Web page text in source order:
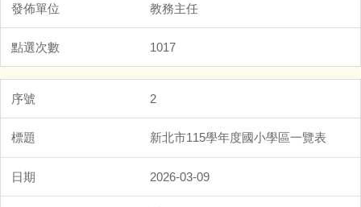
教務主任
1017
2
新北市115學年度國小學區一覽表
2026-03-09